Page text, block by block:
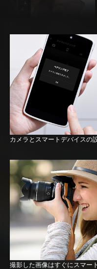
カメラとスマートデバイスの
撮影した画像はすぐにスマー